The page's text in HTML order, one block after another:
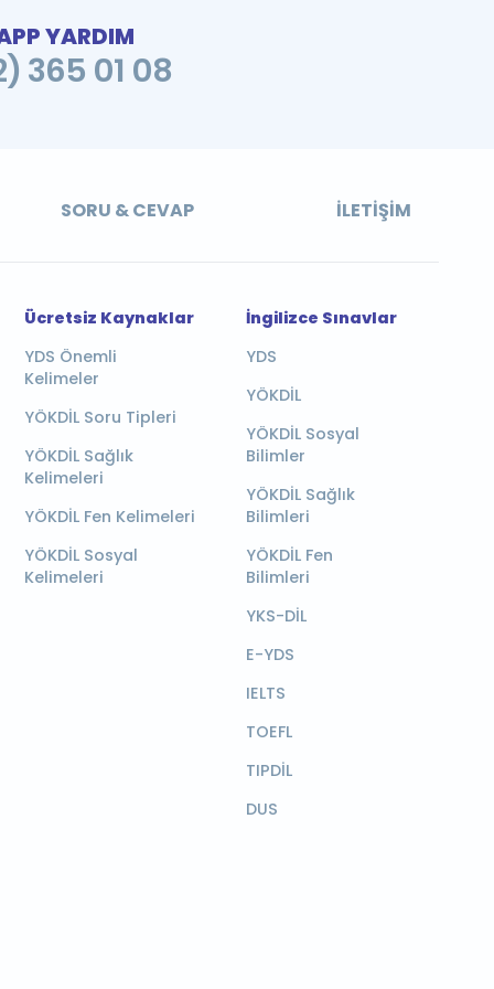
YARDIM
365 01 08
SORU & CEVAP İLETIŞIM
Ücretsiz Kaynaklar
YDS Önemli
Kelimeler
YÖKDİL Soru Tipleri
YÖKDİL Sağlık
Kelimeleri
YÖKDİL Fen Kelimeleri
YÖKDİL Sosyal
Kelimeleri
İngilizce Sınavlar
YDS
YÖKDİL
YÖKDİL Sosyal
Bilimler
YÖKDİL Sağlık
Bilimleri
YÖKDİL Fen
Bilimleri
YKS-DİL
E-YDS
IELTS
TOEFL
TIPDİL
DUS